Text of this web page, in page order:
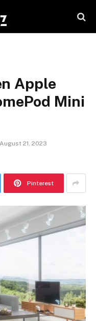
Apple
Mini
August 21, 2023
Pinterest